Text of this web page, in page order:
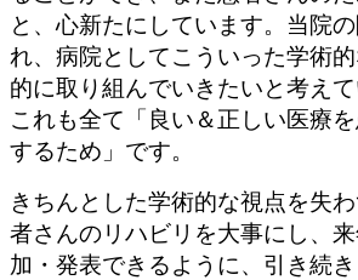
と、心新たにしています。当院
れ、病院としてこういった学術
的に取り組んでいきたいと考えて
これも全て「良い＆正しい医療
するため」です。
きちんとした学術的な視点を失
者さんのリハビリを大事にし、
加・発表できるように、引き続